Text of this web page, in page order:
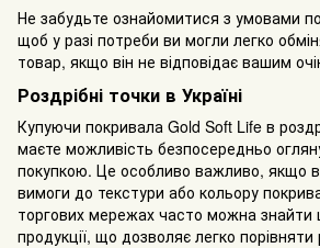
Не забудьте ознайомитися з умовами
щоб у разі потреби ви могли легко
товар, якщо він не відповідає вашим
Роздрібні точки в Україні
Купуючи покривала Gold Soft Life в
маєте можливість безпосередньо
покупкою. Це особливо важливо, якщо
вимоги до текстури або кольору
торгових мережах часто можна знайти
продукції, що дозволяє легко порівняти